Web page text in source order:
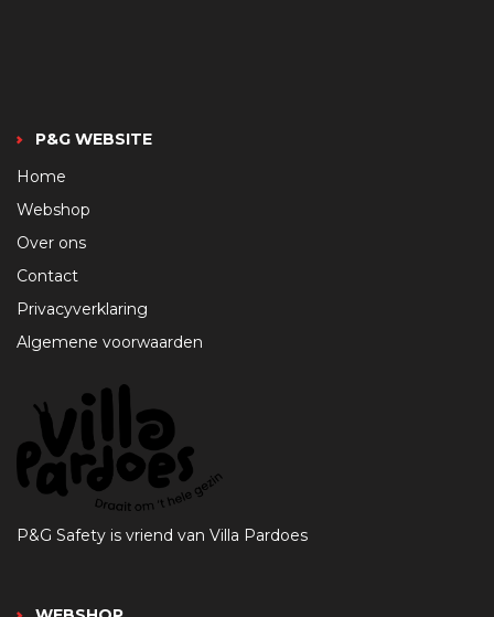
P&G WEBSITE
Home
Webshop
Over ons
Contact
Privacyverklaring
Algemene voorwaarden
P&G Safety is vriend van Villa Pardoes